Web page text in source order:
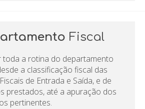
Fiscal
toda a rotina do departamento
a classificação fiscal das
de Entrada e Saída, e de
prestados, até a apuração dos
pertinentes.